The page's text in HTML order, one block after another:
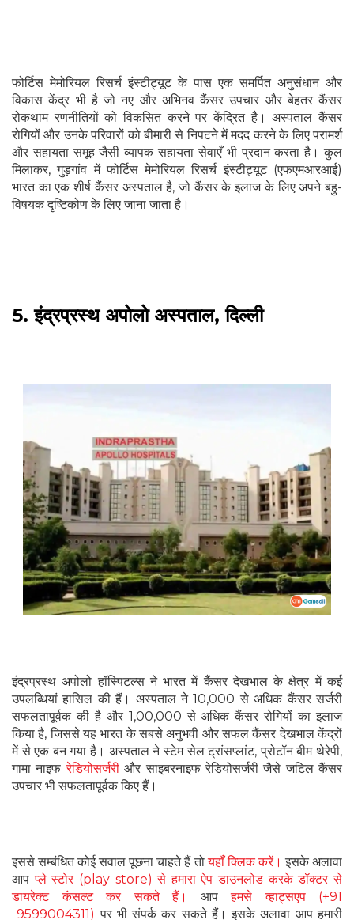
फोर्टिस मेमोरियल रिसर्च इंस्टीट्यूट के पास एक समर्पित अनुसंधान और
विकास केंद्र भी है जो नए और अभिनव कैंसर उपचार और बेहतर कैंसर
रोकथाम रणनीतियों को विकसित करने पर केंद्रित है। अस्पताल कैंसर
रोगियों और उनके परिवारों को बीमारी से निपटने में मदद करने के लिए परामर्श
और सहायता समूह जैसी व्यापक सहायता सेवाएँ भी प्रदान करता है। कुल
मिलाकर, गुड़गांव में फोर्टिस मेमोरियल रिसर्च इंस्टीट्यूट (एफएमआरआई)
भारत का एक शीर्ष कैंसर अस्पताल है, जो कैंसर के इलाज के लिए अपने बहु-
विषयक दृष्टिकोण के लिए जाना जाता है।
5. इंद्रप्रस्थ अपोलो अस्पताल, दिल्ली
इंद्रप्रस्थ अपोलो हॉस्पिटल्स ने भारत में कैंसर देखभाल के क्षेत्र में कई
उपलब्धियां हासिल की हैं। अस्पताल ने 10,000 से अधिक कैंसर सर्जरी
सफलतापूर्वक की है और 1,00,000 से अधिक कैंसर रोगियों का इलाज
किया है, जिससे यह भारत के सबसे अनुभवी और सफल कैंसर देखभाल केंद्रों
में से एक बन गया है। अस्पताल ने स्टेम सेल ट्रांसप्लांट, प्रोटॉन बीम थेरेपी,
गामा नाइफरेडियोसर्जरीऔर साइबरनाइफ रेडियोसर्जरी जैसे जटिल कैंसर
उपचार भी सफलतापूर्वक किए हैं।
इससे सम्बंधित कोई सवाल पूछना चाहते हैं तोयहाँ क्लिक करें। इसके अलावा
आपप्ले स्टोर (play store) से हमारा ऐप डाउनलोड करके डॉक्टर से
डायरेक्ट कंसल्ट कर सकते हैं।
आपहमसे व्हाट्सएप (+91
9599004311) पर भी संपर्क कर सकते हैं। इसके अलावा आप हमारी